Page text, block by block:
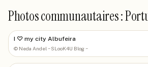
Photos communautaires :
I ♡ my city Albufeira
© Neda Andel ~SLooK4U Blog ~